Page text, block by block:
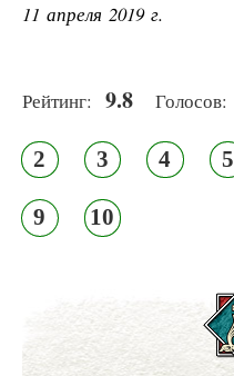
11 апреля 2019 г.
Рейтинг: 9.8 Голосов:
2 3 4 5
9 10